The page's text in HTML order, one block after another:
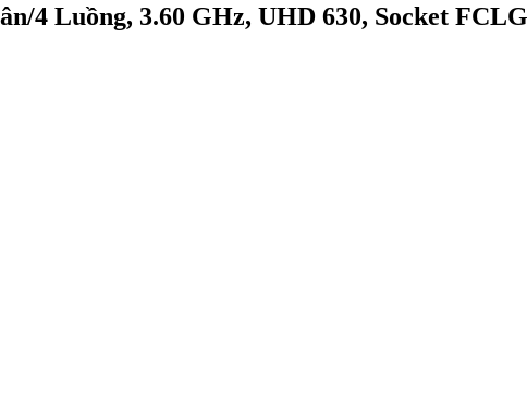
4 Luồng, 3.60 GHz, UHD 630, Socket